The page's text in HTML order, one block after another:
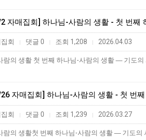
자매집회] 하나님-사람의 생활 - 첫 번
회 | 댓글 0 | 조회 1,208 | 2026.04.03
자매집회] 하나님-사람의 생활 - 첫 번
회 | 댓글 0 | 조회 1,239 | 2026.03.27